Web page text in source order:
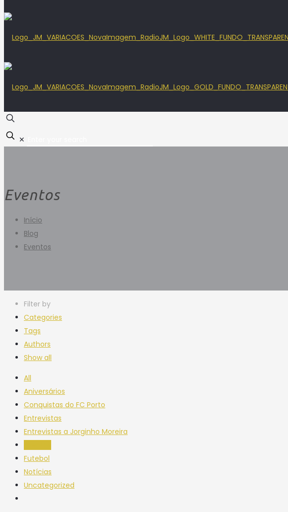
✕
Eventos
Início
Blog
Eventos
Filter by
Categories
Tags
Authors
Show all
All
Aniversários
Conquistas do FC Porto
Entrevistas
Entrevistas a Jorginho Moreira
Futebol
Notícias
Uncategorized